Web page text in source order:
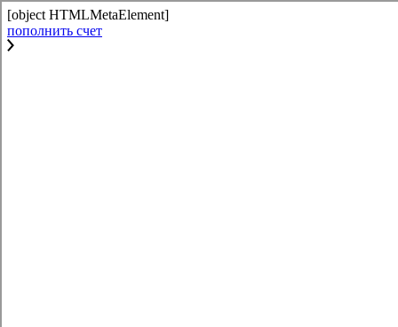
[object HTMLMetaElement]
пополнить счет